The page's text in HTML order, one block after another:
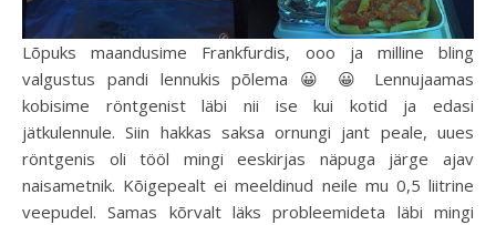
Lõpuks maandusime Frankfurdis, ooo ja milline bling
valgustus pandi lennukis põlema 😀 😀 Lennujaamas
kobisime röntgenist läbi nii ise kui kotid ja edasi
jätkulennule. Siin hakkas saksa ornungi jant peale, uues
röntgenis oli tööl mingi eeskirjas näpuga järge ajav
naisametnik. Kõigepealt ei meeldinud neile mu 0,5 liitrine
veepudel. Samas kõrvalt läks probleemideta läbi mingi